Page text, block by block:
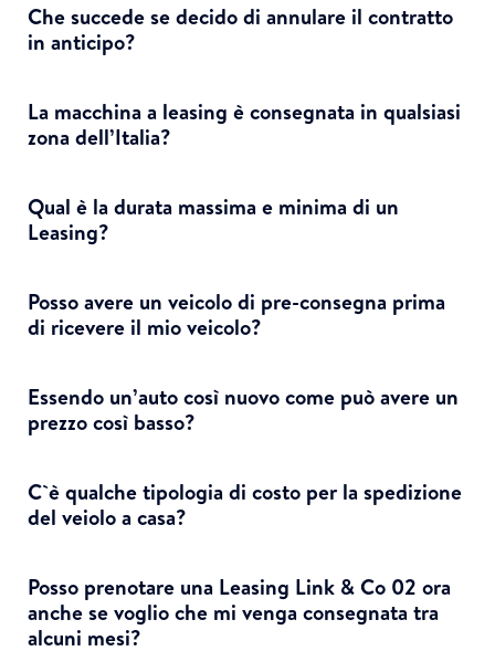
Che succede se decido di annulare il contratto
in anticipo?
La macchina a leasing è consegnata in qualsiasi
zona dell’Italia?
Qual è la durata massima e minima di un
Leasing?
Posso avere un veicolo di pre-consegna prima
di ricevere il mio veicolo?
Essendo un’auto così nuovo come può avere un
prezzo così basso?
C`è qualche tipologia di costo per la spedizione
del veiolo a casa?
Posso prenotare una Leasing Link & Co 02 ora
anche se voglio che mi venga consegnata tra
alcuni mesi?